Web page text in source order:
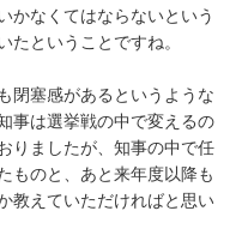
かなくてはならないという
たということですね。
閉塞感があるというような
事は選挙戦の中で変えるの
りましたが、知事の中で任
ものと、あと来年度以降も
教えていただければと思い